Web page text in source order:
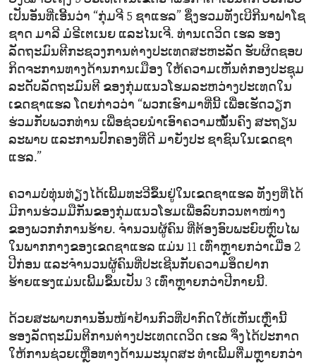
ເປັນອັນທີ່ເອີ້ນວ່າ “ກຸ່ມຈີ 5 ຊາແຮລ” ຊຶ່ງຮວມທັງເບີກີນາຟາໂຊ
ຊາດ ມາລີ ມໍຣີເຕເນຍ ແລະໄນເຈີ. ທ່ານເດວິດ ເຮລ ຮອງ
ລັດຖະມົນຕີກະຊວງການຕ່າງປະເທດສະຫະລັດ ຮັບຜິດຊອບ
ກິດຈະການທາງດ້ານການເມືອງ ໃຫ້ຄວາມເຫັນຕໍ່ກອງປະຊຸມ
ລະດັບລັດຖະມົນຕີ ຂອງກຸ່ມແນວໂຮມລະຫວ່າງປະເທດໃນ
ເຂດຊາແຮລ ໂດຍກ່າວວ່າ “ພວກເຮົາມາທີ່ນີ້ ເພື່ອເຮັດວຽກ
ຮ່ວມກັບພວກທ່ານ ເພື່ອຊ່ວຍນຳເອົາຄວາມໝັ້ນຄົງ ສະຖຽນ
ລະພາບ ແລະການປົກຄອງທີ່ດີ ມາຍັງປະ ຊາຊົນໃນເຂດຊາ
ແຮລ.”
ຄວາມບໍ່ທຸ່ນທ່ຽງໄດ້ເພີ້ມທະວີຂຶ້ນຢູ່ໃນເຂດຊາແຮລ ທັງໆທີ່ໄດ້
ມີການຮ່ວມມືກັນຂອງກຸ່ມແນວໂຮມເພື່ອລົບກວນຕາໜ່າງ
ຂອງພວກກໍ່ການຮ້າຍ. ຈຳນວນຜູ້ຄົນ ທີ່ຕ້ອງອົບພະຍົບຫຼົບໄພ
ໃນພາກກາງຂອງເຂດຊາແຮລ ແມ່ນ 11 ເທົ່າຫຼາຍກວ່າເມື່ອ 2
ປີກ່ອນ ແລະຈຳນວນຜູ້ຄົນທີ່ປະເຊີນກັບຄວາມອຶດຢາກ
ຮ້າຍແຮງແມ່ນເພີ້ມຂຶ້ນເປັນ 3 ເທົ່າຫຼາຍກວ່າປີກາຍນີ້.
ດ້ວຍສະພາບການອັນໜ້າຢ້ານກົວທີ່ປາກົດໃຫ້ເຫັນເຫຼົ່ານີ້
ຮອງລັດຖະມົນຕີການຕ່າງປະເທດເດວິດ ເຮລ ຈຶ່ງໄດ້ປະກາດ
ໃຫ້ການຊ່ວຍເຫຼືອທາງດ້ານມະນຸດສະ ທຳເພີ້ມຕື່ມຫຼາຍກວ່າ